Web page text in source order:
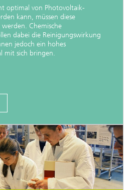
optimal von Photovoltaik-
kann, müssen diese
Chemische
dabei die Reinigungswirkung
jedoch ein hohes
mit sich bringen.